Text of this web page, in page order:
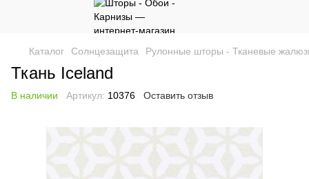
Каталог Солнцезащита Рулонные шторы - Тканевые
Ткань Iceland
В наличии Артикул: 10376 Оставить отзыв